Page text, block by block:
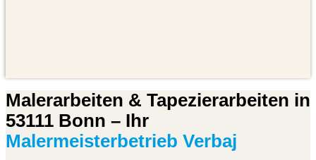
Malerarbeiten & Tapezierarbeiten in
53111 Bonn – Ihr
Malermeisterbetrieb Verbaj